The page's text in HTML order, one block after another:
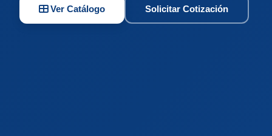
Ver Catálogo Solicitar Cotización